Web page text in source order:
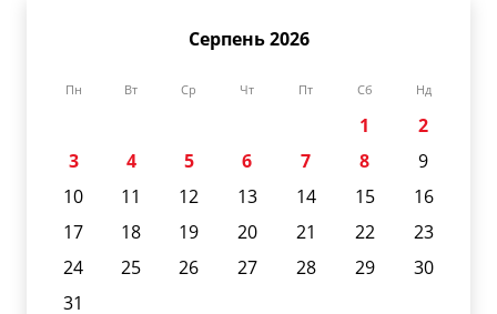
Серпень 2026
Пн Вт Ср Чт Пт Сб Нд
1
2
3
4 5 6 7 8
9
10
11 12 13 14 15
16
17
18 19 20 21 22
23
24
25 26 27 28 29
30
31